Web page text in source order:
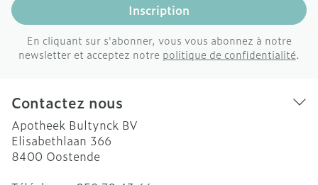
Inscription
En cliquant sur s'abonner, vous vous abonnez à notre
newsletter et acceptez notre politique de confidentialité.
Contactez nous
Apotheek Bultynck BV
Elisabethlaan 366
8400 Oostende